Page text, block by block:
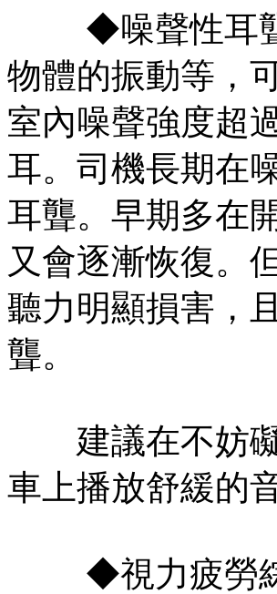
◆噪聲性耳聾
物體的振動等，
室內噪聲強度超
耳。司機長期在
耳聾。早期多在
又會逐漸恢復。
聽力明顯損害，
聾。
建議在不妨礙
車上播放舒緩的
◆視力疲勞綜